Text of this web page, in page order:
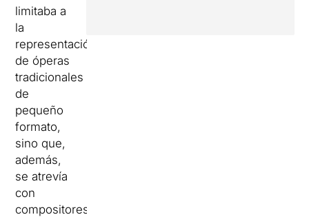
limitaba a
la
representación
de óperas
tradicionales
de
pequeño
formato,
sino que,
además,
se atrevía
con
compositores